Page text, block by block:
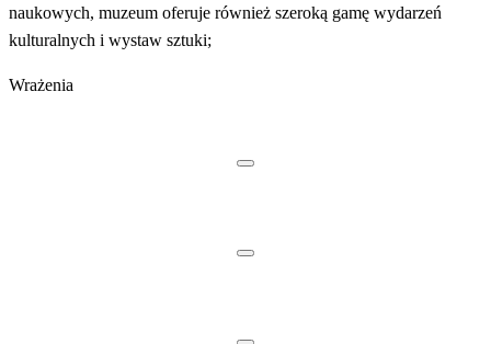
naukowych, muzeum oferuje również szeroką gamę wydarzeń
kulturalnych i wystaw sztuki;
Wrażenia